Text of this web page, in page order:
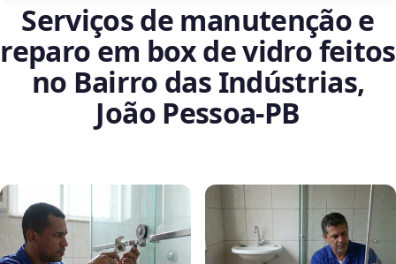
Serviços de manutenção e
reparo em box de vidro feitos
no Bairro das Indústrias,
João Pessoa‑PB